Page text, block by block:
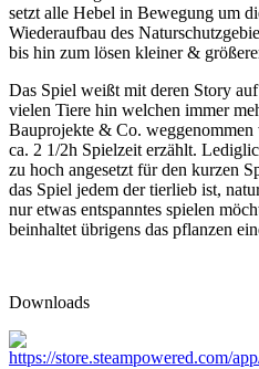
setzt alle Hebel in Bewegung um
Wiederaufbau des
bis hin zum lösen kleiner &
Das Spiel weißt mit deren Story
vielen Tiere hin welchen immer
Bauprojekte & Co.
ca. 2 1/2h Spielzeit erzählt.
zu hoch angesetzt für den kurzen
das Spiel jedem der tierlieb ist,
nur etwas entspanntes spielen
beinhaltet übrigens das pflanzen
Downloads